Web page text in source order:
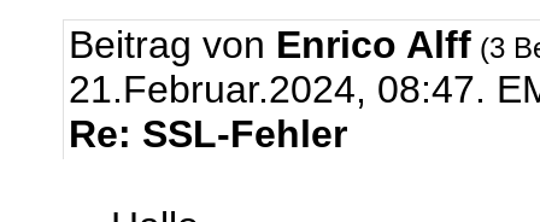
Beitrag von Enrico Alff (3
21.Februar.2024, 08:47.
Re: SSL-Fehler